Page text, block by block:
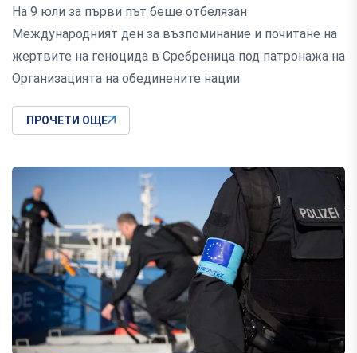
На 9 юли за първи път беше отбелязан
Международният ден за възпоминание и почитане на
жертвите на геноцида в Сребреница под патронажа на
Организацията на обединените нации
ПРОЧЕТИ ОЩЕ